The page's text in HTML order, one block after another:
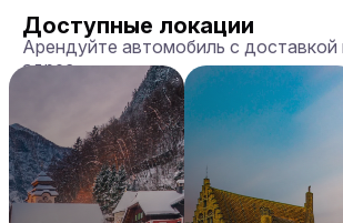
Доступные локации
Арендуйте автомобиль с
адрес